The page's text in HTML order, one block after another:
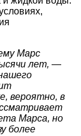
Марс
лет, —
вероятно, в
Марса, но
более